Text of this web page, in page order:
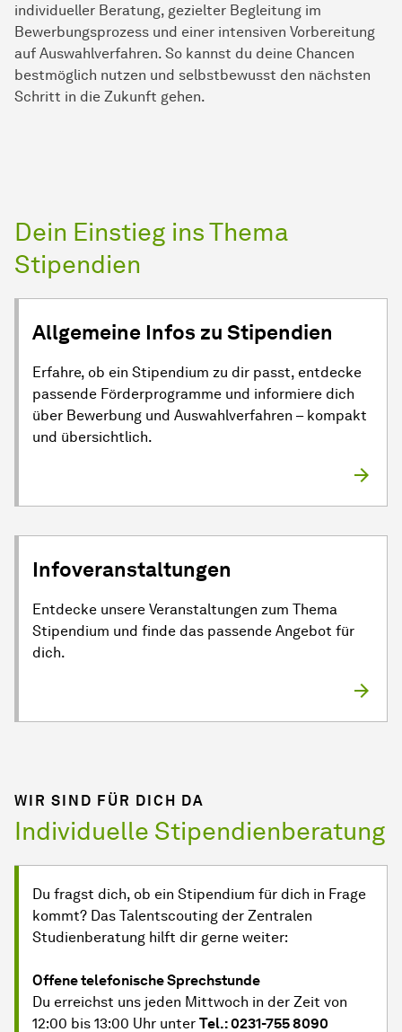
individueller Beratung, gezielter Begleitung im
Bewerbungsprozess und einer intensiven Vorbereitung
auf Auswahlverfahren. So kannst du deine Chancen
bestmöglich nutzen und selbstbewusst den nächsten
Schritt in die Zukunft gehen.
Dein Einstieg ins Thema
Stipendien
Allgemeine Infos zu Stipendien
Erfahre, ob ein Stipendium zu dir passt, entdecke
passende Förderprogramme und informiere dich
über Bewerbung und Auswahlverfahren – kompakt
und übersichtlich.
Infoveranstaltungen
Entdecke unsere Veranstaltungen zum Thema
Stipendium und finde das passende Angebot für
dich.
WIR SIND FÜR DICH DA
Individuelle Stipendienberatung
Du fragst dich, ob ein Stipendium für dich in Frage
kommt? Das Talentscouting der Zentralen
Studienberatung hilft dir gerne weiter:
Offene telefonische Sprechstunde
Du erreichst uns jeden Mittwoch in der Zeit von
12:00 bis 13:00 Uhr unter Tel.: 0231-755 8090